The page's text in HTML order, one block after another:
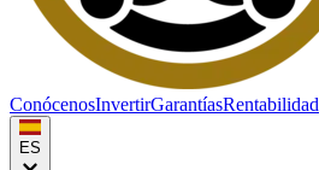
ConócenosInvertirGarantíasRentabilidad
ES